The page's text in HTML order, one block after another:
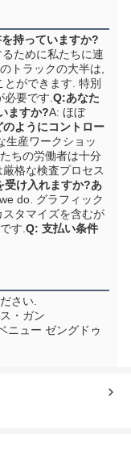
持っていますか?
ために私たちに連
トラックの大半は,
ができます. 特別
要です. Q:あなた
ますか?A: ほぼ
ようにコントロー
生産ワークショッ
ちの労働者は十分
格な検査プロセス
受け入れますか?あ
do. グラフィック
タマイズを含むが
す. Q: 支払い条件
さい.
・ガン
ニュー ゼングドゥ